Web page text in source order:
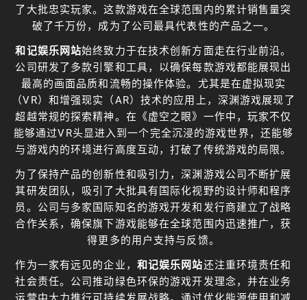
了大批忠实玩家。这款游戏在全球范围内的累计销售量突
破了千万份，成为了公司最具代表性的产品之一。
和记娱乐网站始终致力于在技术创新方面走在行业前沿。
公司研发了多款引擎和工具，以确保每款游戏都能展现出
最高的画面品质和流畅的操作体验。尤其是在虚拟现实
（VR）和增强现实（AR）技术的应用上，深渊游戏展现了
超越常规的探索精神。在《虚空之眼》一作中，玩家不仅
能够通过VR头显进入到一个完全沉浸的游戏世界，还能够
与游戏内的环境进行高度互动，打破了传统游戏的局限。
为了保持产品的创新性和吸引力，深渊游戏公司不断扩展
其研发团队，吸引了大批具有国际化视野的设计师和程序
员。公司与多家国际知名的游戏开发和发行商建立了战略
合作关系，确保旗下游戏能够在全球范围内迅速推广，获
得更多的用户支持与反馈。
作为一家有远见的企业， 和记娱乐网站还注重环境责任和
社会责任。公司推动绿色环保的游戏开发理念，并在业务